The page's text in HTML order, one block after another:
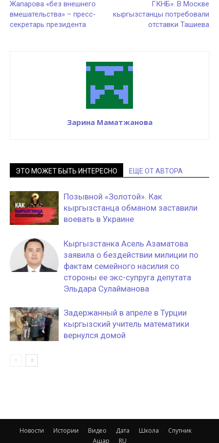
Жапарова «без внешнего
вмешательства» – пресс-
секретарь президента
ГКНБ». В Москве
кыргызстанцы потребовали
отставки Ташиева
Зарина Маматжанова
ЭТО МОЖЕТ БЫТЬ ИНТЕРЕСНО ЕЩЕ ОТ АВТОРА
Позывной «Золотой». Как
кыргызстанца обманом заставили
воевать в Украине
Кыргызстанка Асель Азаматова
заявила о бездействии милиции по
фактам семейного насилия со
стороны ее экс-супруга депутата
Эльдара Сулайманова
Задержанный в апреле в Турции
кыргызский учитель математики
вернулся домой
Новости Истории Видео Дата Школа
Спутник
Ашар
RU